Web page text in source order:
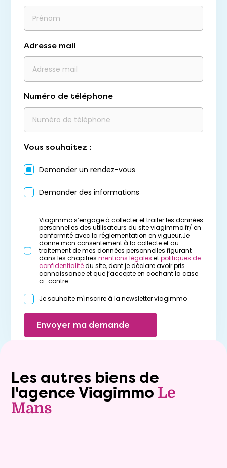
Adresse mail
Numéro de téléphone
Vous souhaitez :
Demander un rendez-vous
Demander des informations
Viagimmo s’engage à collecter et traiter les données
personnelles des utilisateurs du site viagimmo.fr/ en
conformité avec la réglementation en vigueur.Je
donne mon consentement à la collecte et au
traitement de mes données personnelles figurant
dans les chapitres mentions légales etpolitiques de
confidentialitédu site, dont je déclare avoir pris
connaissance et que j’accepte en cochant la case
ci-contre.
Je souhaite m'inscrire à la newsletter viagimmo
Envoyer ma demande
Les autres biens de
l'agence Viagimmo Le
Mans